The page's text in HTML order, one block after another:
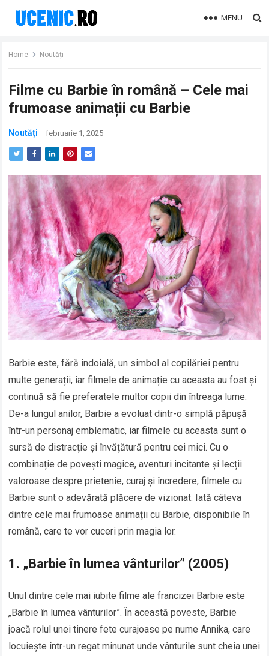
MENU
Home Noutăți
Filme cu Barbie în română – Cele mai
frumoase animații cu Barbie
Noutăți februarie 1, 2025 ·
Barbie este, fără îndoială, un simbol al copilăriei pentru
multe generații, iar filmele de animație cu aceasta au fost și
continuă să fie preferatele multor copii din întreaga lume.
De-a lungul anilor, Barbie a evoluat dintr-o simplă păpușă
într-un personaj emblematic, iar filmele cu aceasta sunt o
sursă de distracție și învățătură pentru cei mici. Cu o
combinație de povești magice, aventuri incitante și lecții
valoroase despre prietenie, curaj și încredere, filmele cu
Barbie sunt o adevărată plăcere de vizionat. Iată câteva
dintre cele mai frumoase animații cu Barbie, disponibile în
română, care te vor cuceri prin magia lor.
1. „Barbie în lumea vânturilor” (2005)
Unul dintre cele mai iubite filme ale francizei Barbie este
„Barbie în lumea vânturilor”. În această poveste, Barbie
joacă rolul unei tinere fete curajoase pe nume Annika, care
locuiește într-un regat minunat unde vânturile sunt cheia unei